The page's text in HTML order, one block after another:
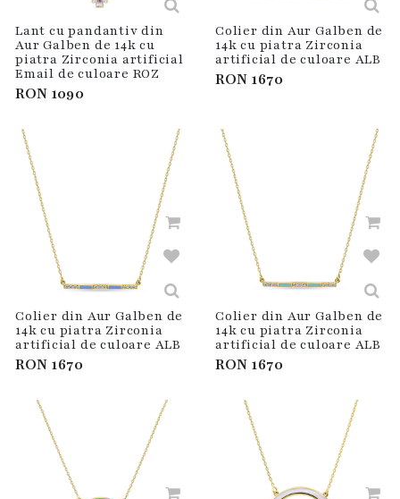
Lant cu pandantiv din
Aur Galben de 14k cu
piatra Zirconia artificial
Email de culoare ROZ
RON1090
Colier din Aur Galben de
14k cu piatra Zirconia
artificial de culoare ALB
RON1670
Colier din Aur Galben de
14k cu piatra Zirconia
artificial de culoare ALB
RON1670
Colier din Aur Galben de
14k cu piatra Zirconia
artificial de culoare ALB
RON1670